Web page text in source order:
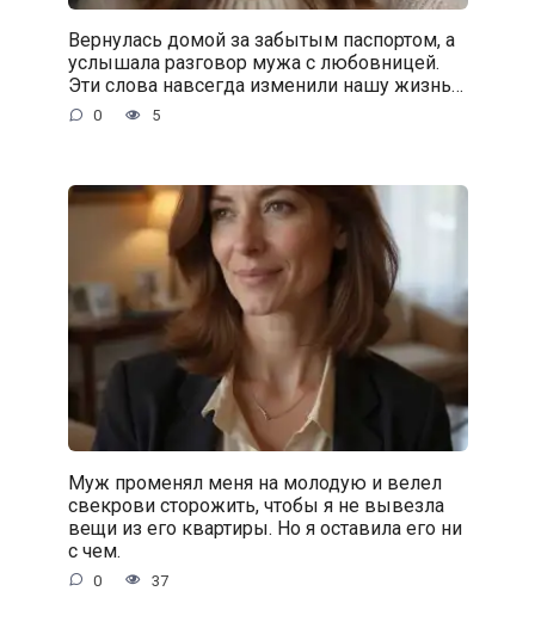
Вернулась домой за забытым паспортом, а
услышала разговор мужа с любовницей.
Эти слова навсегда изменили нашу жизнь…
0 5
Муж променял меня на молодую и велел
свекрови сторожить, чтобы я не вывезла
вещи из его квартиры. Но я оставила его ни
с чем.
0 37